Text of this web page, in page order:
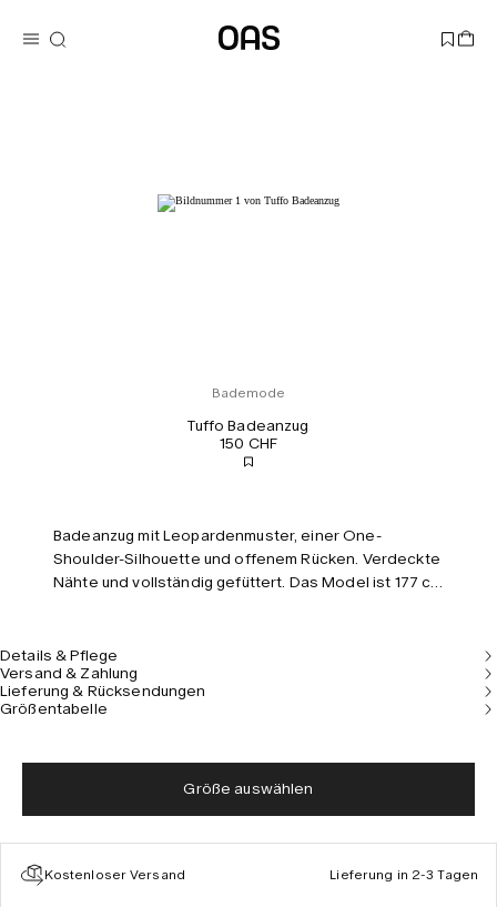
Bademode
Tuffo Badeanzug
150 CHF
Badeanzug mit Leopardenmuster, einer One-
Shoulder-Silhouette und offenem Rücken. Verdeckte
Nähte und vollständig gefüttert. Das Model ist 177 cm
Details & Pflege
Versand & Zahlung
Lieferung & Rücksendungen
Größentabelle
Größe auswählen
Kostenloser Versand Lieferung in 2-3 Tagen